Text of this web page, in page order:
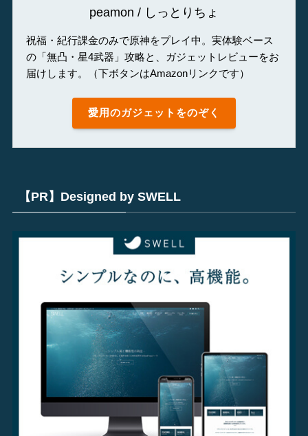
peamon / しっとりちょ
祝福・紀行課金のみで原神をプレイ中。実体験ベース
の「無凸・星4武器」攻略と、ガジェットレビューをお
届けします。（下ボタンはAmazonリンクです）
愛用のガジェットをのぞく
【PR】Designed by SWELL